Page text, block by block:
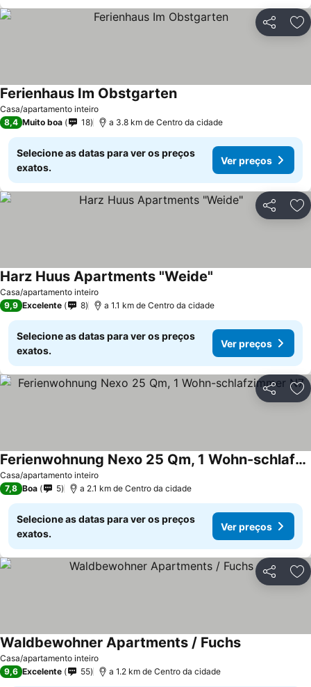
Partilhar
Casa/apartamento inteiro
Ferienhaus Im Obstgarten
8,4 Muito boa 18 a 3.8 km de Centro da cidade
Selecione as datas para ver os preços
exatos.
Ver preços
Partilhar
Casa/apartamento inteiro
Harz Huus Apartments "Weide"
9,9 Excelente 8 a 1.1 km de Centro da cidade
Selecione as datas para ver os preços
exatos.
Ver preços
Partilhar
Casa/apartamento inteiro
Ferienwohnung Nexo 25 Qm, 1 Wohn-schlafzimmer N7
7,8 Boa 5 a 2.1 km de Centro da cidade
Selecione as datas para ver os preços
exatos.
Ver preços
Partilhar
Casa/apartamento inteiro
Waldbewohner Apartments / Fuchs
9,6 Excelente 55 a 1.2 km de Centro da cidade